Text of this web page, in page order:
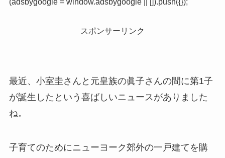
スポンサーリンク
最近、小室圭さんと元皇族の眞子さんの間に第1子
が誕生したという喜ばしいニュースがありました
ね。
子育てのためにニューヨーク郊外の一戸建てを購